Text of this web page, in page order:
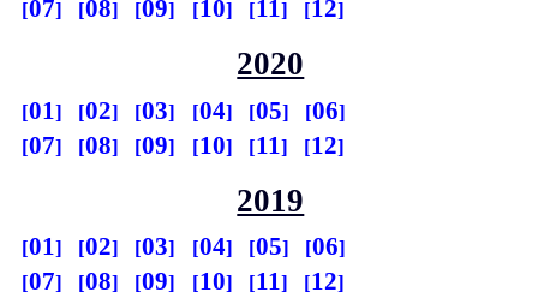
07 08 09 10 11 12
2020
01 02 03 04 05
06
07
08 09 10 11 12
2019
01 02 03 04 05
06
07
08 09 10 11 12